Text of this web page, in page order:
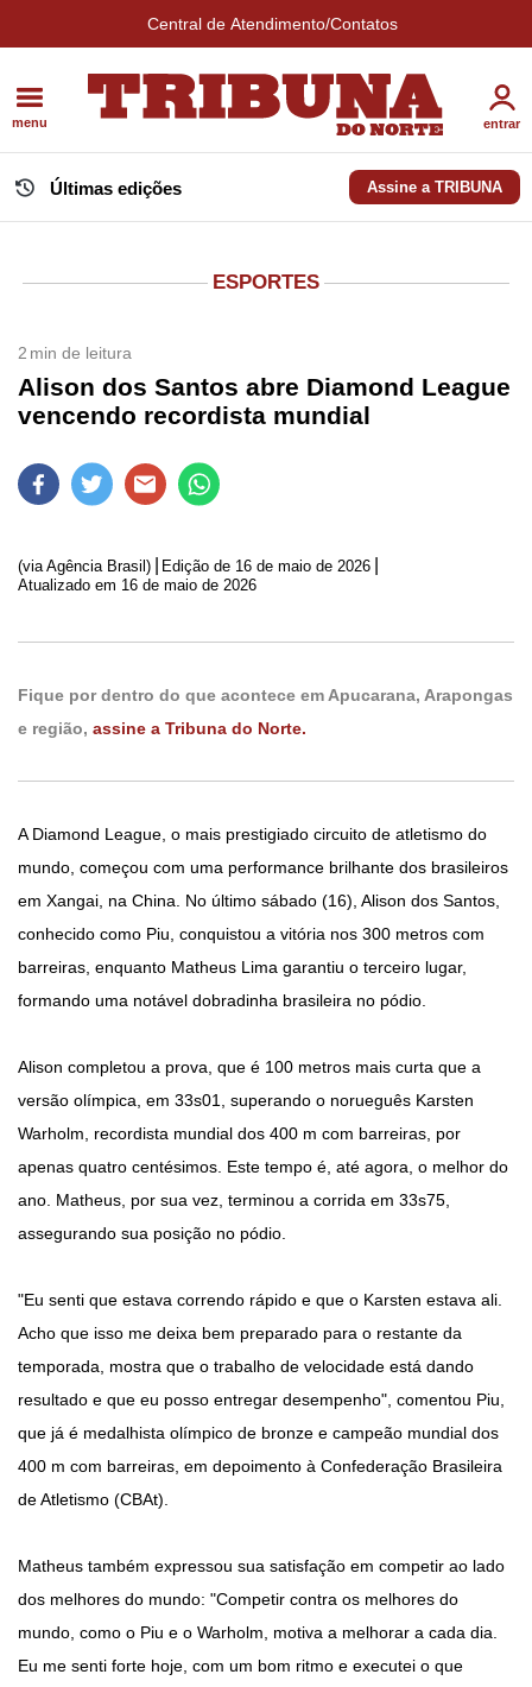
Central de Atendimento/Contatos
menu entrar
Últimas edições Assine a TRIBUNA
ESPORTES
2 min de leitura
Alison dos Santos abre Diamond League
vencendo recordista mundial
(via Agência Brasil) Edição de 16 de maio de 2026
Atualizado em 16 de maio de 2026
Fique por dentro do que acontece em Apucarana, Arapongas
e região, assine a Tribuna do Norte.
A Diamond League, o mais prestigiado circuito de atletismo do
mundo, começou com uma performance brilhante dos brasileiros
em Xangai, na China. No último sábado (16), Alison dos Santos,
conhecido como Piu, conquistou a vitória nos 300 metros com
barreiras, enquanto Matheus Lima garantiu o terceiro lugar,
formando uma notável dobradinha brasileira no pódio.
Alison completou a prova, que é 100 metros mais curta que a
versão olímpica, em 33s01, superando o norueguês Karsten
Warholm, recordista mundial dos 400 m com barreiras, por
apenas quatro centésimos. Este tempo é, até agora, o melhor do
ano. Matheus, por sua vez, terminou a corrida em 33s75,
assegurando sua posição no pódio.
"Eu senti que estava correndo rápido e que o Karsten estava ali.
Acho que isso me deixa bem preparado para o restante da
temporada, mostra que o trabalho de velocidade está dando
resultado e que eu posso entregar desempenho", comentou Piu,
que já é medalhista olímpico de bronze e campeão mundial dos
400 m com barreiras, em depoimento à Confederação Brasileira
de Atletismo (CBAt).
Matheus também expressou sua satisfação em competir ao lado
dos melhores do mundo: "Competir contra os melhores do
mundo, como o Piu e o Warholm, motiva a melhorar a cada dia.
Eu me senti forte hoje, com um bom ritmo e executei o que